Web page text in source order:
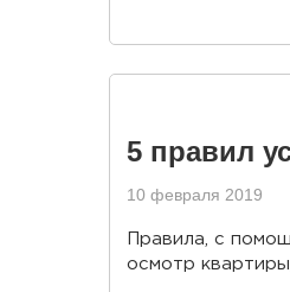
5 правил
10 февраля 2019
Правила, с
осмотр